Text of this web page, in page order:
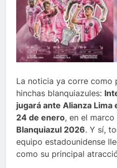
La noticia ya corre como
hinchas blanquiazules:
jugará ante Alianza
24 de enero, en el
Blanquiazul 2026. Y sí,
equipo estadounidense
como su principal